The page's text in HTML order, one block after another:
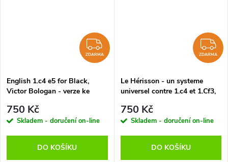
ZDARMA
ZDARMA
English 1.c4 e5 for Black,
Victor Bologan - verze ke
750 Kč
Skladem - doručení on-line
DO KOŠÍKU
ZDARMA
Le Hérisson - un systeme
universel contre 1.c4 et 1.Cf3,
stažení (anglicky, francouzsky,
německy)
750 Kč
Skladem - doručení on-line
DO KOŠÍKU